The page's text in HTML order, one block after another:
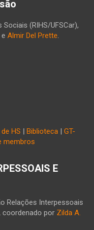
(RIHS/UFSCar),
e Almir Del Prette.
HS | Biblioteca | GT-
membros
E
Relações Interpessoais
coordenado por Zilda A.